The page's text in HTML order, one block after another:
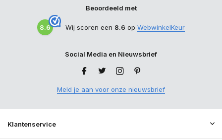
Beoordeeld met
8.6 Wij scoren een 8.6 op WebwinkelKeur
Social Media en Nieuwsbrief
Meld je aan voor onze nieuwsbrief
Klantenservice